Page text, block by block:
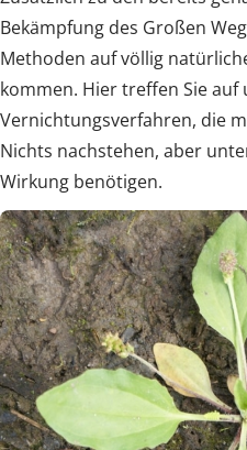
Bekämpfung des Großen
Methoden auf völlig
kommen. Hier treffen Sie
Vernichtungsverfahren, die
Nichts nachstehen, aber
Wirkung benötigen.